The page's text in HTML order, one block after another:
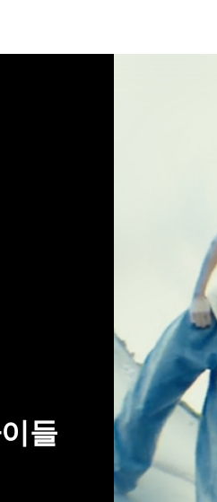
들